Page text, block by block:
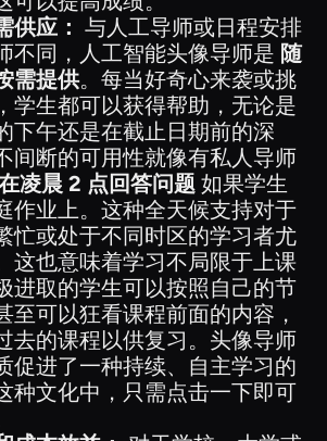
供应： 与人工导师或日程安排
不同，人工智能头像导师是 随
需提供。每当好奇心来袭或挑
学生都可以获得帮助，无论是
下午还是在截止日期前的深
间断的可用性就像有私人导师
凌晨 2 点回答问题 如果学生
作业上。这种全天候支持对于
忙或处于不同时区的学习者尤
这也意味着学习不局限于上课
进取的学生可以按照自己的节
至可以狂看课程前面的内容，
去的课程以供复习。头像导师
促进了一种持续、自主学习的
种文化中，只需点击一下即可